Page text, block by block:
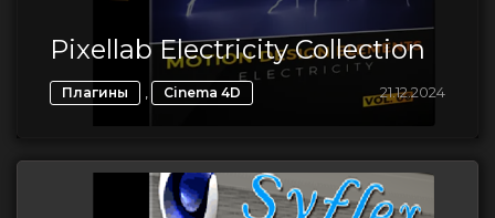
Pixellab Electricity Collection
Плагины , Cinema 4D 21.12.2024